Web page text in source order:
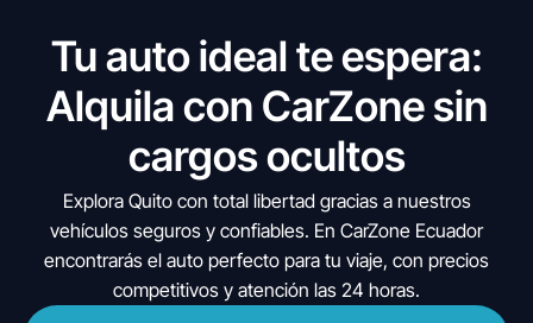
Tu auto ideal te espera:
Alquila con CarZone sin
cargos ocultos
Explora Quito con total libertad gracias a nuestros
vehículos seguros y confiables. En CarZone Ecuador
encontrarás el auto perfecto para tu viaje, con precios
competitivos y atención las 24 horas.